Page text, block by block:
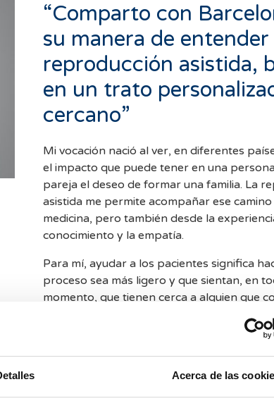
Acerca de las
“Comparto con
su manera de entender
reproducción asistida,
en un trato
cercano”
Mi vocación nació al ver, en diferentes
el impacto que puede tener en una
pareja el deseo de formar una familia. La
asistida me permite acompañar ese
medicina, pero también desde la
conocimiento y la empatía.
Para mí, ayudar a los pacientes significa
proceso sea más ligero y que sientan, en
momento, que tienen cerca a alguien que
situación. Entiendo el éxito como la
persona que atiendo: que pueda vivir el
confianza, esperanza y la sensación de
Comparto con Barcelona IVF su manera